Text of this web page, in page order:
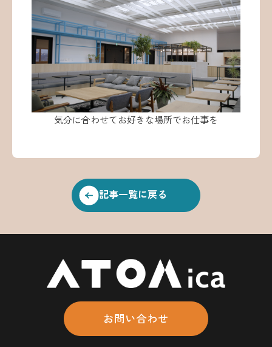
気分に合わせてお好きな場所でお仕事を
記事一覧に戻る
お問い合わせ